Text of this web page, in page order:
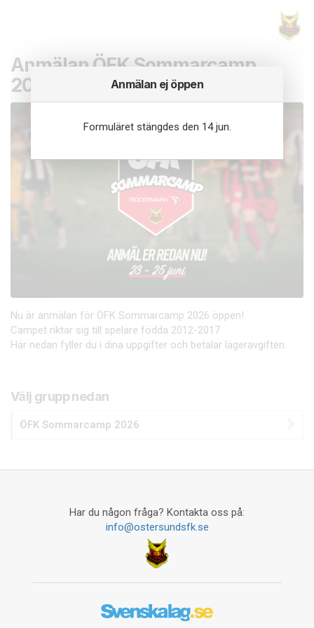
Anmälan ej öppen
Formuläret stängdes den 14 jun.
Anmälan ÖFK Sommarcamp
2026
Nu är anmälan för ÖFK Sommarcamp 2026 öppen!
Campet riktar sig till spelare födda 2012-2017
Här nedan fyller du i dina uppgifter och betalar lägeravgiften.
Välj grupp nedan
ÖFK Sommarcamp 2026
Har du någon fråga? Kontakta oss på:
info@ostersundsfk.se